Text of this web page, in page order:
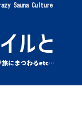
Sauna Culture